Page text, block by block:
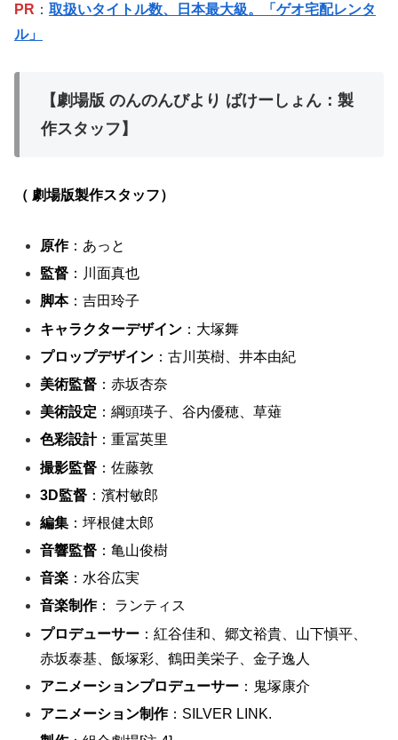
PR ： 取扱いタイトル数、日本最大級。「ゲオ宅配レンタ
ル」
【劇場版 のんのんびより ばけーしょん：製
作スタッフ】
（ 劇場版製作スタッフ）
原作：あっと
監督 ：川面真也
脚本：吉田玲子
キャラクターデザイン ：大塚舞
プロップデザイン ：古川英樹、井本由紀
美術監督 ：赤坂杏奈
美術設定 ：綱頭瑛子、谷内優穂、草薙
色彩設計：重冨英里
撮影監督 ：佐藤敦
3D監督 ：濱村敏郎
編集 ：坪根健太郎
音響監督 ：亀山俊樹
音楽 ：水谷広実
音楽制作： ランティス
プロデューサー ：紅谷佳和、郷文裕貴、山下愼平、
赤坂泰基、飯塚彩、鶴田美栄子、金子逸人
アニメーションプロデューサー ：鬼塚康介
アニメーション制作：SILVER LINK.